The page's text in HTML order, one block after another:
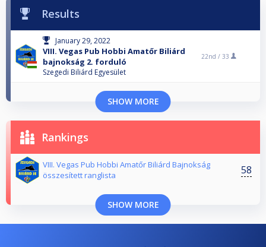
Results
January 29, 2022
VIII. Vegas Pub Hobbi Amatőr Biliárd
bajnokság 2. forduló
Szegedi Biliárd Egyesület
22nd / 33
SHOW MORE
Rankings
VIII. Vegas Pub Hobbi Amatőr Biliárd Bajnokság
összesített ranglista
58
SHOW MORE